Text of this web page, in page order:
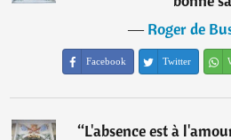
―Roger de
Facebook Twitter
“L'absence est à